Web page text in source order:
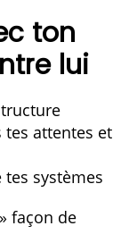
ton
lui
attentes et
systèmes
façon de